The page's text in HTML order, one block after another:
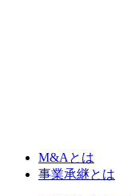
M&Aとは
事業承継とは